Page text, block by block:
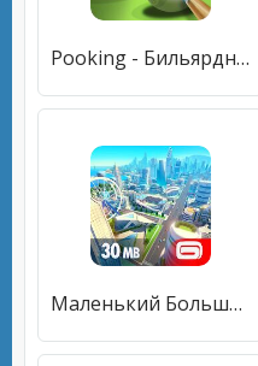
Pooking - Бильярдный город
Маленький Большой Город 2